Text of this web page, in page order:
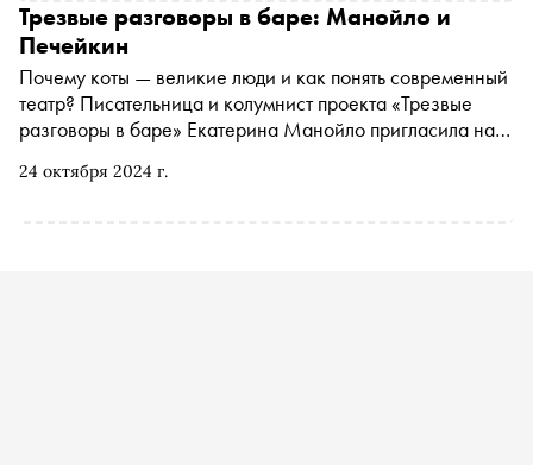
24 октября 2024 г.
Трезвые разговоры в баре: Манойло и
Печейкин
Почему коты — великие люди и как понять современный
театр? Писательница и колумнист проекта «Трезвые
разговоры в баре» Екатерина Манойло пригласила на
Печейкина. Стенограмма разговора содержит анализ